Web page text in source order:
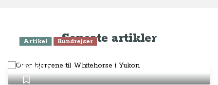
Seneste artikler
Artikel Rundrejser
Yukon